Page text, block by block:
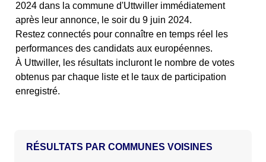
2024 dans la commune d'Uttwiller immédiatement
après leur annonce, le soir du 9 juin 2024.
Restez connectés pour connaître en temps réel les
performances des candidats aux européennes.
À Uttwiller, les résultats incluront le nombre de votes
obtenus par chaque liste et le taux de participation
enregistré.
COMMUNES VOISINES